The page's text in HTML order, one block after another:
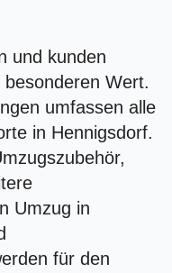
und kunden
Wert.
umfassen alle
in Hennigsdorf.
Umzug in
für den